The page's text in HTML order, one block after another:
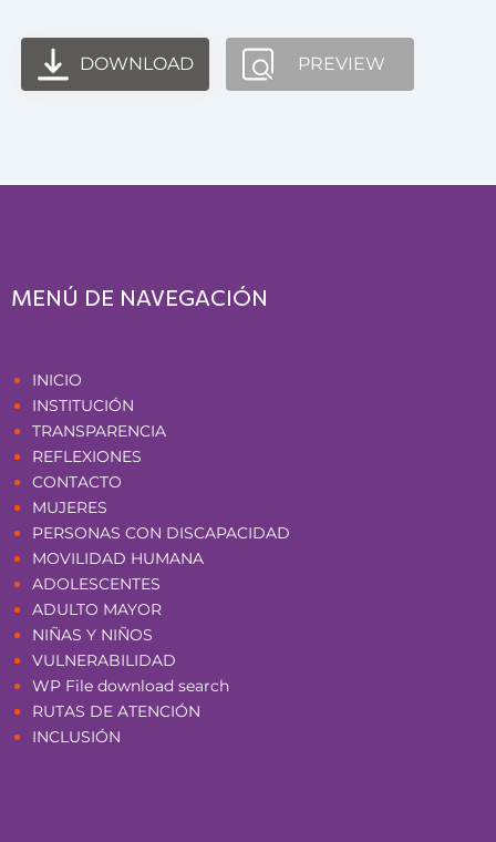
DOWNLOAD PREVIEW
MENÚ DE NAVEGACIÓN
INICIO
INSTITUCIÓN
TRANSPARENCIA
REFLEXIONES
CONTACTO
MUJERES
PERSONAS CON DISCAPACIDAD
MOVILIDAD HUMANA
ADOLESCENTES
ADULTO MAYOR
NIÑAS Y NIÑOS
VULNERABILIDAD
WP File download search
RUTAS DE ATENCIÓN
INCLUSIÓN